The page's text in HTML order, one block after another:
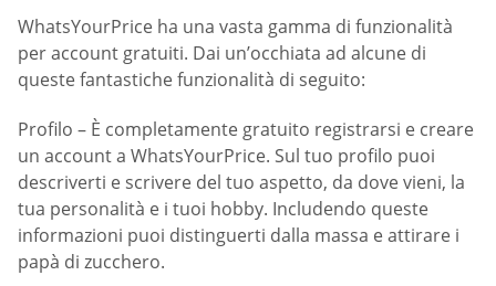
WhatsYourPrice ha una vasta gamma di funzionalità
per account gratuiti. Dai un’occhiata ad alcune di
queste fantastiche funzionalità di seguito:
Profilo – È completamente gratuito registrarsi e creare
un account a WhatsYourPrice. Sul tuo profilo puoi
descriverti e scrivere del tuo aspetto, da dove vieni, la
tua personalità e i tuoi hobby. Includendo queste
informazioni puoi distinguerti dalla massa e attirare i
papà di zucchero.